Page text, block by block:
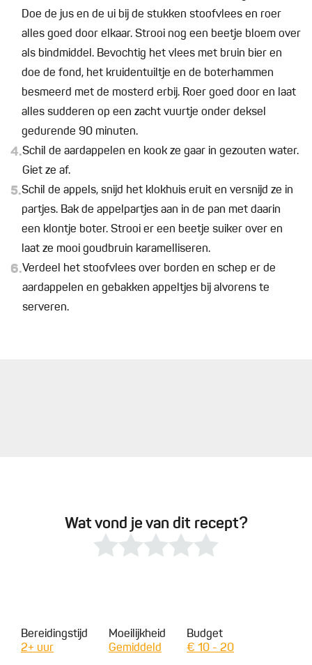
Doe de jus en de ui bij de stukken stoofvlees en roer
alles goed door elkaar. Strooi nog een beetje bloem over
als bindmiddel. Bevochtig het vlees met bruin bier en
doe de fond, het kruidentuiltje en de boterhammen
besmeerd met de mosterd erbij. Roer goed door en laat
alles sudderen op een zacht vuurtje onder deksel
gedurende 90 minuten.
4.Schil de aardappelen en kook ze gaar in gezouten water.
Giet ze af.
5.Schil de appels, snijd het klokhuis eruit en versnijd ze in
partjes. Bak de appelpartjes aan in de pan met daarin
een klontje boter. Strooi er een beetje suiker over en
laat ze mooi goudbruin karamelliseren.
6.Verdeel het stoofvlees over borden en schep er de
aardappelen en gebakken appeltjes bij alvorens te
serveren.
Wat vond je van dit recept?
Bereidingstijd
2+ uur
Moeilijkheid
Gemiddeld
Budget
€ 10 - 20